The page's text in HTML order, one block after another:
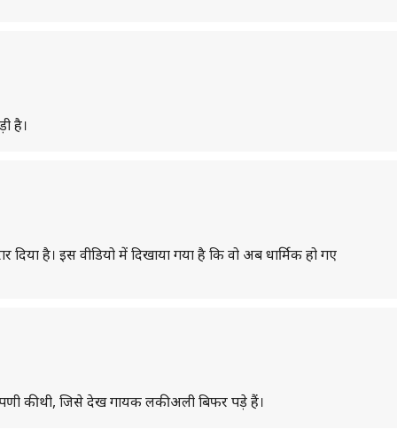
है।
है। इस वीडियो में दिखाया गया है कि वो अब धार्मिक हो गए
की थी, जिसे देख गायक लकी अली बिफर पड़े हैं।